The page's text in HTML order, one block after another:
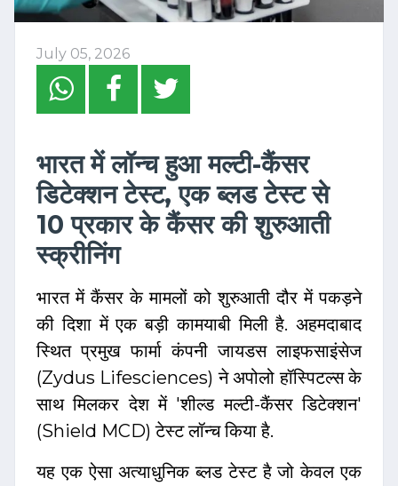
July 05, 2026
भारत में लॉन्च हुआ मल्टी-कैंसर
डिटेक्शन टेस्ट, एक ब्लड टेस्ट से
10 प्रकार के कैंसर की शुरुआती
स्क्रीनिंग
भारत में कैंसर के मामलों को शुरुआती दौर में पकड़ने
की दिशा में एक बड़ी कामयाबी मिली है. अहमदाबाद
स्थित प्रमुख फार्मा कंपनी जायडस लाइफसाइंसेज
(Zydus Lifesciences) ने अपोलो हॉस्पिटल्स के
साथ मिलकर देश में 'शील्ड मल्टी-कैंसर डिटेक्शन'
(Shield MCD) टेस्ट लॉन्च किया है.
यह एक ऐसा अत्याधुनिक ब्लड टेस्ट है जो केवल एक